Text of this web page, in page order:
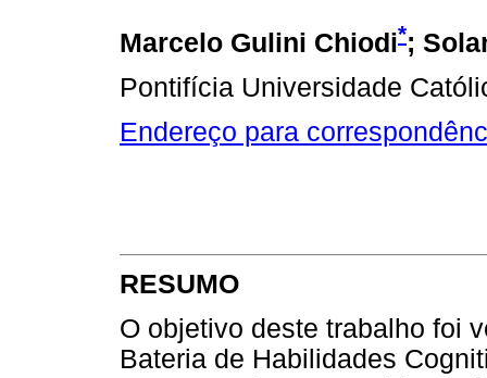
Marcelo Gulini Chiodi*;
Pontifícia Universidade
Endereço para
RESUMO
O objetivo deste trabalho foi
Bateria de Habilidades